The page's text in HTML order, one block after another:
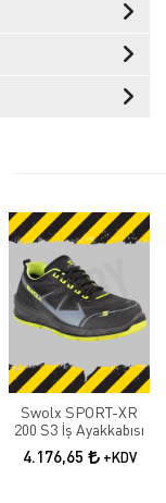
Swolx SPORT-XR
200 S3 İş Ayakkabısı
4.176,65 +KDV